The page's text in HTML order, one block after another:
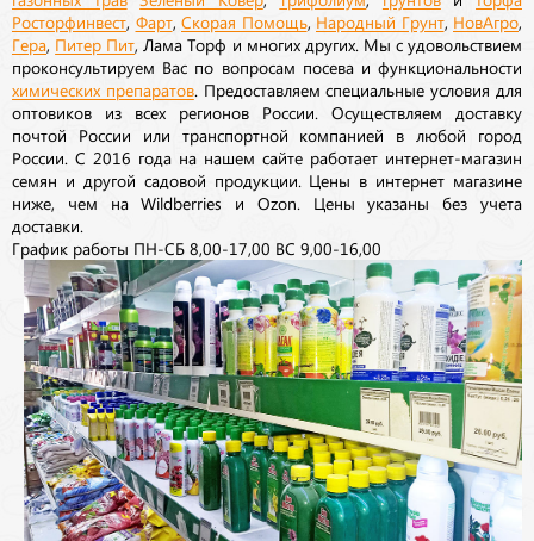
Росторфинвест Фарт, Скорая Помощь Народный Грунт, НовАгро
Гера Питер Пит , Лама Торф и многих других. Мы с удовольствием
проконсультируем Вас по вопросам посева и функциональности
химических препаратов. Предоставляем специальные условия для
оптовиков из всех регионов России. Осуществляем доставку
почтой России или транспортной компанией в любой город
России. С 2016 года на нашем сайте работает интернет-магазин
семян и другой садовой продукции. Цены в интернет магазине
ниже, чем на Wildberries и Ozon. Цены указаны без учета
доставки.
График работы ПН-СБ 8,00-17,00 ВС 9,00-16,00